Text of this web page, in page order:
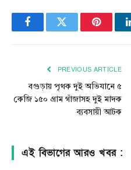
FacebookTwitter
PREVIOUS ARTICLE
বগুড়ায় পৃথক দুই অভিযানে ৫
কেজি ১৫০ গ্রাম গাঁজাসহ দুই মাদক
ব্যবসায়ী আটক
এই বিভাগের আরও খবর :